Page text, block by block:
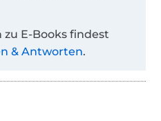
E-Books findest
& Antworten.